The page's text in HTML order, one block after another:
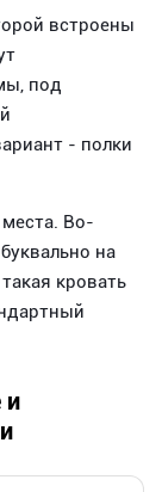
встроены
под
- полки
Во-
на
кровать
и